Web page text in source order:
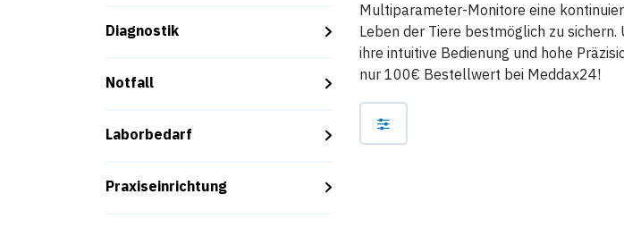
Diagnostik
Notfall
Laborbedarf
Praxiseinrichtung
Multiparameter-Monitore eine
Leben der Tiere bestmöglich zu
ihre intuitive Bedienung und hohe
nur 100€ Bestellwert bei Meddax24!